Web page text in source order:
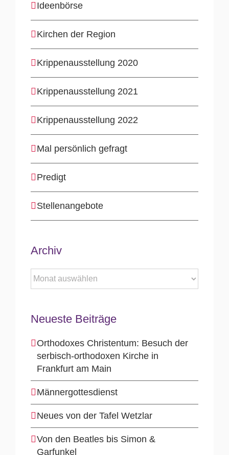
Ideenbörse
Kirchen der Region
Krippenausstellung 2020
Krippenausstellung 2021
Krippenausstellung 2022
Mal persönlich gefragt
Predigt
Stellenangebote
Archiv
Archiv
Neueste Beiträge
Orthodoxes Christentum: Besuch der
serbisch-orthodoxen Kirche in
Frankfurt am Main
Männergottesdienst
Neues von der Tafel Wetzlar
Von den Beatles bis Simon &
Garfunkel